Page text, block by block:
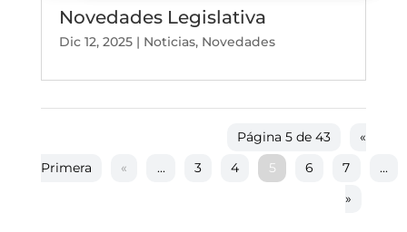
Novedades Legislativa
Dic 12, 2025| Noticias, Novedades
Página 5 de 43
«
Primera
« ... 3 4 5 6 7
...
»